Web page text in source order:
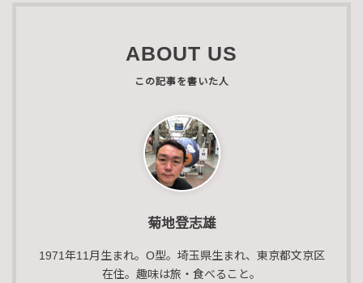
ABOUT US
菊地登志雄
1971年11月生まれ。O型。埼玉県生まれ、東京都文京区
在住。趣味は旅・食べること。